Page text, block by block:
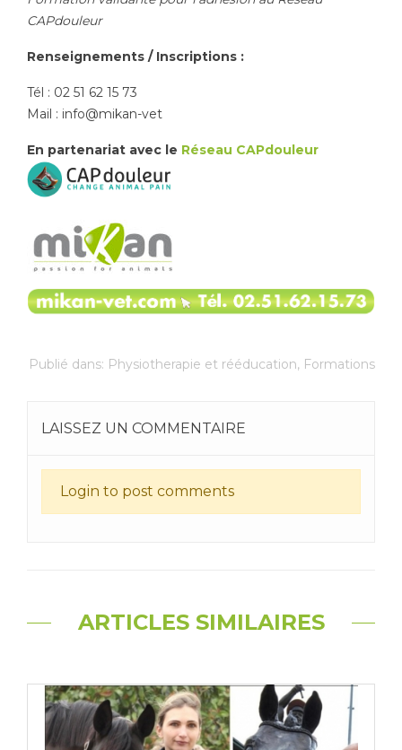
CAPdouleur
Renseignements / Inscriptions :
Tél : 02 51 62 15 73
Mail : info@mikan-vet
En partenariat avec le Réseau CAPdouleur
Publié dans: Physiotherapie et rééducation, Formations
LAISSEZ UN COMMENTAIRE
Login to post comments
ARTICLES SIMILAIRES